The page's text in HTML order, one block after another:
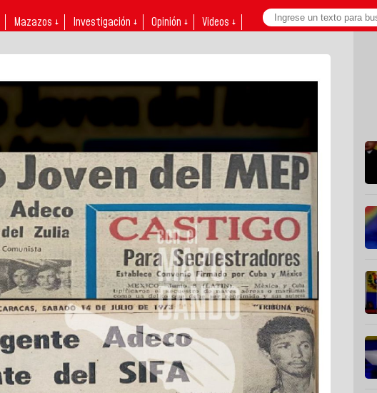
Mazazos ↓ Investigación ↓ Opinión ↓ Videos ↓